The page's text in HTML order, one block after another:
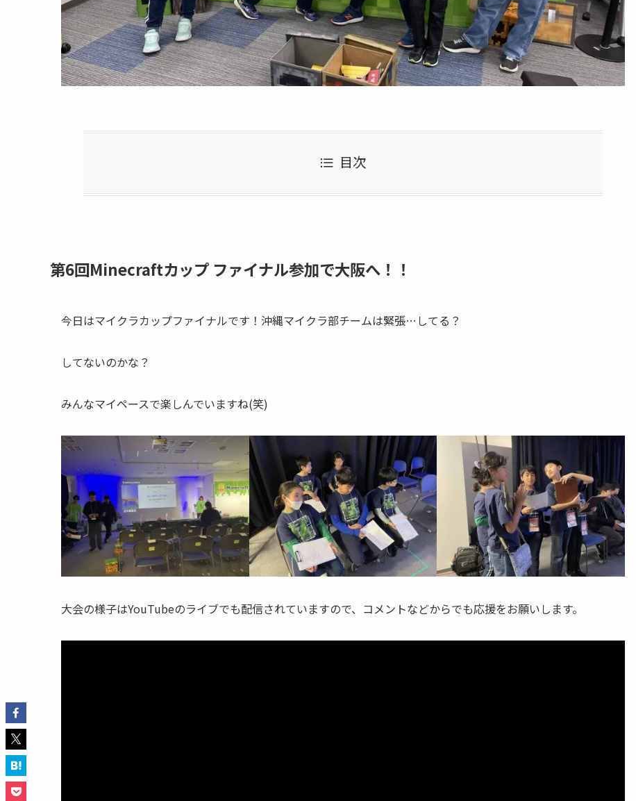
目次
第6回Minecraftカップ ファイナル参加で大阪へ！！
今日はマイクラカップファイナルです！沖縄マイクラ部チームは緊張…してる？
してないのかな？
みんなマイペースで楽しんでいますね(笑)
大会の様子はYouTubeのライブでも配信されていますので、コメントなどからでも応援をお願いします。